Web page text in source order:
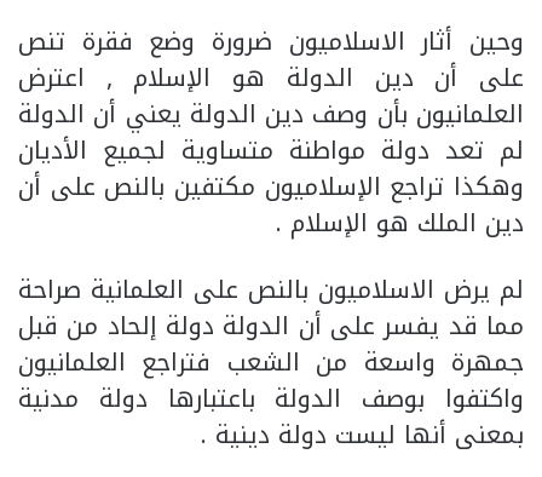
وحين أثار الاسلاميون ضرورة وضع فقرة تنص
على أن دين الدولة هو الإسلام , اعترض
العلمانيون بأن وصف دين الدولة يعني أن الدولة
لم تعد دولة مواطنة متساوية لجميع الأديان
وهكذا تراجع الإسلاميون مكتفين بالنص على أن
دين الملك هو الإسلام .
لم يرض الاسلاميون بالنص على العلمانية صراحة
مما قد يفسر على أن الدولة دولة إلحاد من قبل
جمهرة واسعة من الشعب فتراجع العلمانيون
واكتفوا بوصف الدولة باعتبارها دولة مدنية
بمعنى أنها ليست دولة دينية .